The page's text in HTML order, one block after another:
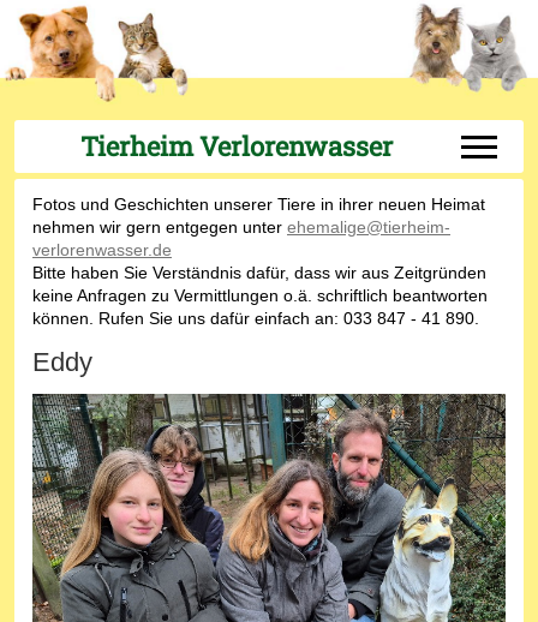
Tierheim Verlorenwasser Off-
Fotos und Geschichten unserer Tiere in ihrer neuen Heimat
nehmen wir gern entgegen unter ehemalige@tierheim-
verlorenwasser.de
Bitte haben Sie Verständnis dafür, dass wir aus Zeitgründen
keine Anfragen zu Vermittlungen o.ä. schriftlich beantworten
können. Rufen Sie uns dafür einfach an: 033 847 - 41 890.
Eddy